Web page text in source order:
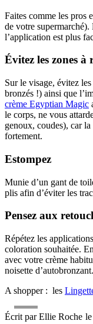
Faites comme les pros
de votre supermarché).
l’application est plus
Évitez les zones à
Sur le visage, évitez
bronzés !) ainsi que
crème Egyptian Magic
le corps, ne vous
genoux, coudes), car
fortement.
Estompez
Munie d’un gant de
plis afin d’éviter les
Pensez aux
Répétez les
coloration souhaitée.
avec votre crème
noisette d’autobronzant.
A shopper : les
Écrit parEllie Roche le